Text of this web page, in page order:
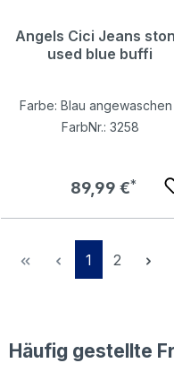
Angels Cici Jeans
used blue buffi
Farbe: Blau
FarbNr.: 3258
Regulärer
89,99 €
Seite
1 Seite
2
Häufig gestellte